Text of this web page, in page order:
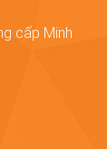
cấp Minh